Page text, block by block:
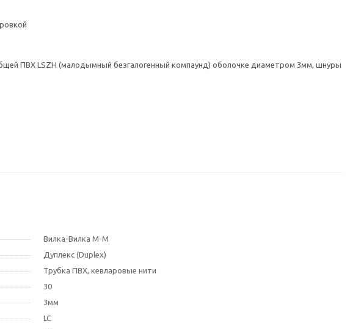
ПВХ LSZH (малодымный безгалогенный компаунд) оболочке диаметром 3мм, шнуры
Вилка-Вилка M-M
Дуплекс (Duplex)
Трубка ПВХ, кевларовые нити
30
3мм
LC